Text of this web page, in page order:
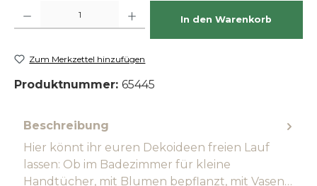
In den Warenkorb
Zum Merkzettel hinzufügen
Produktnummer: 65445
Beschreibung
Hier könnt ihr euren Dekoideen freien Lauf
lassen: Ob im Badezimmer für kleine
Handtücher, mit Blumen bepflanzt, mit Vasen…